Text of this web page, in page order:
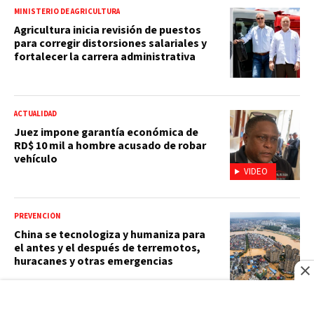
MINISTERIO DE AGRICULTURA
Agricultura inicia revisión de puestos
para corregir distorsiones salariales y
fortalecer la carrera administrativa
VIDEO
ACTUALIDAD
Juez impone garantía económica de
RD$ 10 mil a hombre acusado de robar
vehículo
PREVENCIÓN
China se tecnologiza y humaniza para
el antes y el después de terremotos,
huracanes y otras emergencias